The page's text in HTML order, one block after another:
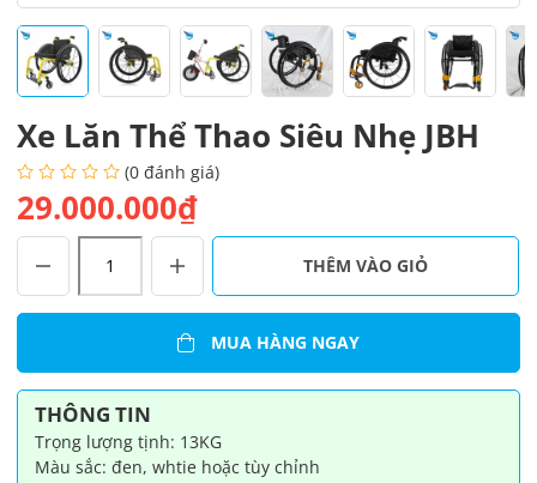
Xe Lăn Thể Thao Siêu Nhẹ JBH
(0 đánh giá)
29.000.000₫
Thể
Nhẹ
JBH
số
lượng
THÊM VÀO GIỎ
MUA HÀNG NGAY
THÔNG TIN
Trọng lượng tịnh: 13KG
Màu sắc: đen, whtie hoặc tùy chỉnh